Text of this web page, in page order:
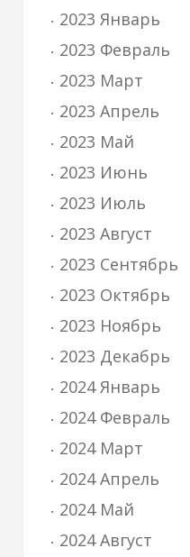
2023 Январь
2023 Февраль
2023 Март
2023 Апрель
2023 Май
2023 Июнь
2023 Июль
2023 Август
2023 Сентябрь
2023 Октябрь
2023 Ноябрь
2023 Декабрь
2024 Январь
2024 Февраль
2024 Март
2024 Апрель
2024 Май
2024 Август